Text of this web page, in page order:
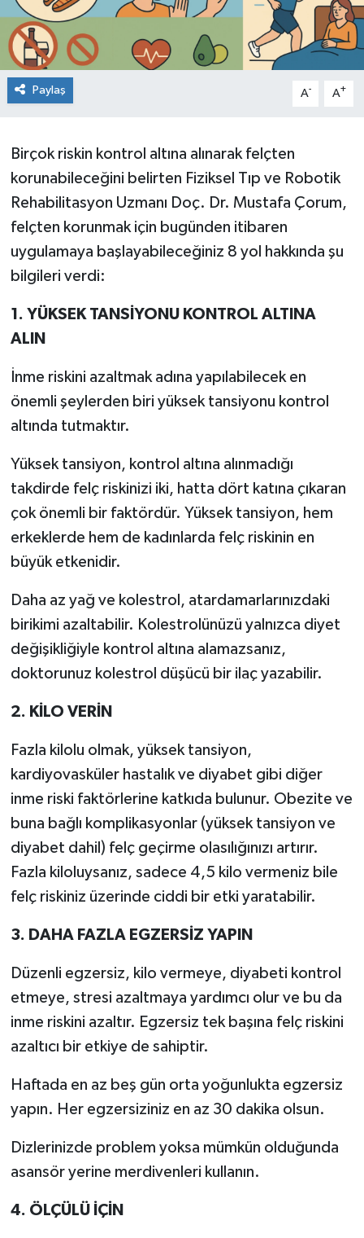
Paylaş A- A+
Birçok riskin kontrol altına alınarak felçten
korunabileceğini belirten Fiziksel Tıp ve Robotik
Rehabilitasyon Uzmanı Doç. Dr. Mustafa Çorum,
felçten korunmak için bugünden itibaren
uygulamaya başlayabileceğiniz 8 yol hakkında şu
bilgileri verdi:
1. YÜKSEK TANSİYONU KONTROL ALTINA
ALIN
İnme riskini azaltmak adına yapılabilecek en
önemli şeylerden biri yüksek tansiyonu kontrol
altında tutmaktır.
Yüksek tansiyon, kontrol altına alınmadığı
takdirde felç riskinizi iki, hatta dört katına çıkaran
çok önemli bir faktördür. Yüksek tansiyon, hem
erkeklerde hem de kadınlarda felç riskinin en
büyük etkenidir.
Daha az yağ ve kolestrol, atardamarlarınızdaki
birikimi azaltabilir. Kolestrolünüzü yalnızca diyet
değişikliğiyle kontrol altına alamazsanız,
doktorunuz kolestrol düşücü bir ilaç yazabilir.
2. KİLO VERİN
Fazla kilolu olmak, yüksek tansiyon,
kardiyovasküler hastalık ve diyabet gibi diğer
inme riski faktörlerine katkıda bulunur. Obezite ve
buna bağlı komplikasyonlar (yüksek tansiyon ve
diyabet dahil) felç geçirme olasılığınızı artırır.
Fazla kiloluysanız, sadece 4,5 kilo vermeniz bile
felç riskiniz üzerinde ciddi bir etki yaratabilir.
3. DAHA FAZLA EGZERSİZ YAPIN
Düzenli egzersiz, kilo vermeye, diyabeti kontrol
etmeye, stresi azaltmaya yardımcı olur ve bu da
inme riskini azaltır. Egzersiz tek başına felç riskini
azaltıcı bir etkiye de sahiptir.
Haftada en az beş gün orta yoğunlukta egzersiz
yapın. Her egzersiziniz en az 30 dakika olsun.
Dizlerinizde problem yoksa mümkün olduğunda
asansör yerine merdivenleri kullanın.
4. ÖLÇÜLÜ İÇİN